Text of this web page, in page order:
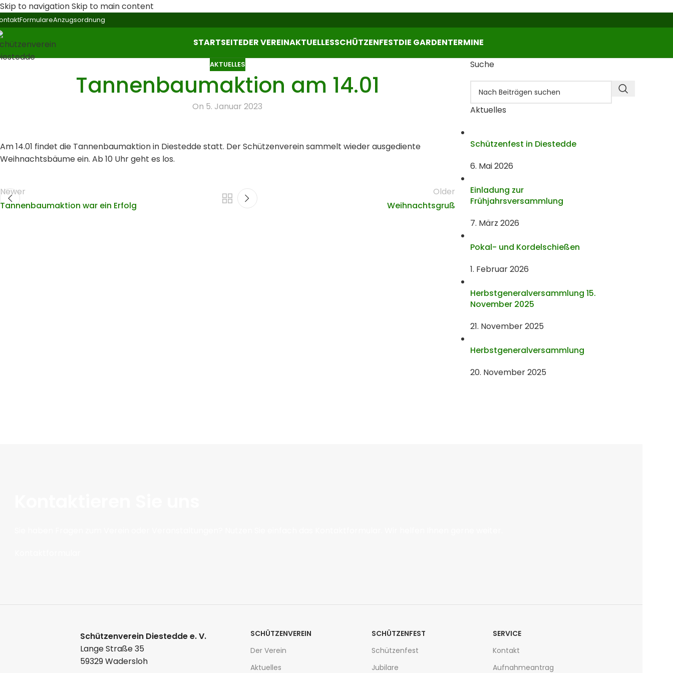
Skip to navigationSkip to main content
FormulareAnzugsordnung
STARTSEITEDER VEREINAKTUELLESSCHÜTZENFESTDIE GARDENTERMINE
AKTUELLES
Tannenbaumaktion am 14.01
On 5. Januar 2023
Am 14.01 findet die Tannenbaumaktion in Diestedde statt. Der Schützenverein sammelt wieder ausgediente
Weihnachtsbäume ein. Ab 10 Uhr geht es los.
Newer
Tannenbaumaktion war ein Erfolg
Older
Weihnachtsgruß
Suche
Aktuelles
Schützenfest in Diestedde
6. Mai 2026
Einladung zur
Frühjahrsversammlung
7. März 2026
Pokal- und Kordelschießen
1. Februar 2026
Herbstgeneralversammlung 15.
November 2025
21. November 2025
Herbstgeneralversammlung
20. November 2025
Schützenverein Diestedde e. V.
Lange Straße 35
59329 Wadersloh
SCHÜTZENVEREIN
Der Verein
Aktuelles
SCHÜTZENFEST
Schützenfest
Jubilare
SERVICE
Kontakt
Aufnahmeantrag